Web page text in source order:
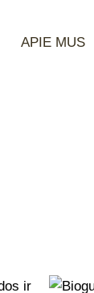
APIE MUS